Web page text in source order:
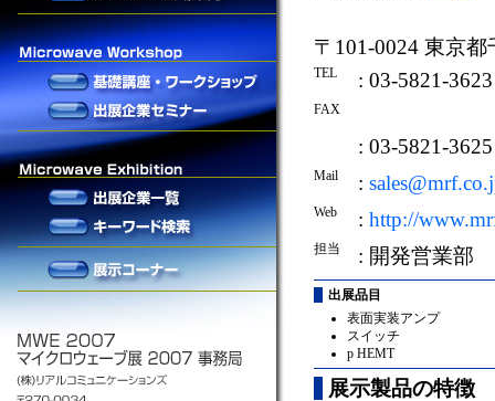
〒101-0024 東京
TEL : 03-5821-3623
FAX
: 03-5821-3625
Mail :
Web : http://
担当 : 開発営業部
出展品目
表面実装アンプ
スイッチ
p HEMT
展示製品の特徴